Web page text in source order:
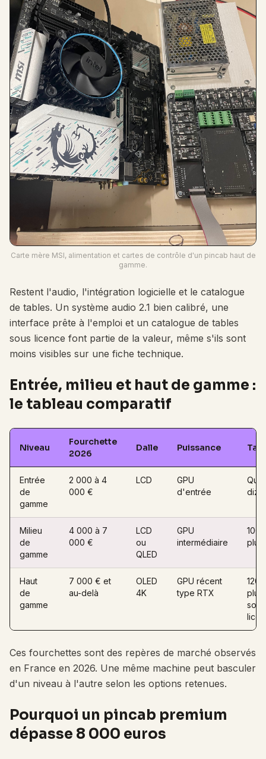
Carte mère MSI, alimentation et cartes de contrôle d'un pincab haut de
gamme.
Restent l'audio, l'intégration logicielle et le catalogue
de tables. Un système audio 2.1 bien calibré, une
interface prête à l'emploi et un catalogue de tables
sous licence font partie de la valeur, même s'ils sont
moins visibles sur une fiche technique.
Entrée, milieu et haut de gamme :
le tableau comparatif
Niveau
Fourchette
2026
Dalle Puissance
Entrée
de
gamme
2 000 à 4
000 €
LCD
GPU
d'entrée
Milieu
de
gamme
4 000 à 7
000 €
LCD
ou
QLED
GPU
intermédiaire
100
plus
Haut
de
gamme
7 000 € et
au-delà
OLED
4K
GPU récent
type RTX
120
plus,
sous
Ces fourchettes sont des repères de marché observés
en France en 2026. Une même machine peut basculer
d'un niveau à l'autre selon les options retenues.
Pourquoi un pincab premium
dépasse 8 000 euros